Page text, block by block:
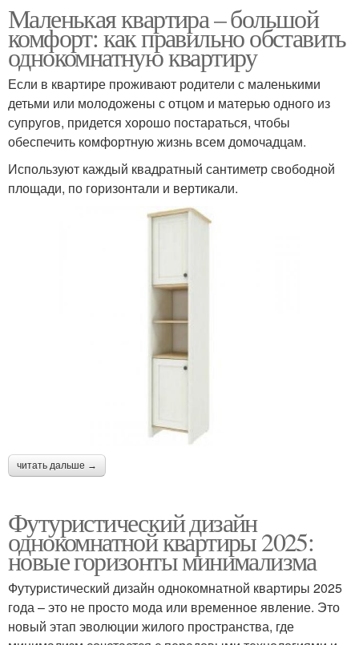
Маленькая квартира – большой
комфорт: как правильно обставить
однокомнатную квартиру
Если в квартире проживают родители с маленькими
детьми или молодожены с отцом и матерью одного из
супругов, придется хорошо постараться, чтобы
обеспечить комфортную жизнь всем домочадцам.
Используют каждый квадратный сантиметр свободной
площади, по горизонтали и вертикали.
читать дальше →
Футуристический дизайн
однокомнатной квартиры 2025:
новые горизонты минимализма
Футуристический дизайн однокомнатной квартиры 2025
года – это не просто мода или временное явление. Это
новый этап эволюции жилого пространства, где